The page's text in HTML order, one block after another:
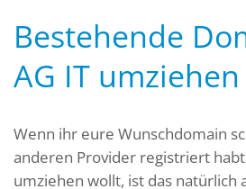
Bestehende
AG IT umziehen
Wenn ihr eure Wunschdomain
anderen Provider registriert habt
umziehen wollt, ist das natürlich